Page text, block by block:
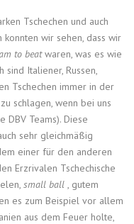
Tschechen und auch
wir sehen, dass wir
to beatwaren, was es wie
sind Italiener, Russen,
Tschechen immer in der
schlagen, wenn bei uns
Teams). Diese
sehr gleichmäßig
einer für den anderen
Erzrivalen Tschechische
small ball , gutem
es zum Beispiel vor allem
aus dem Feuer holte,